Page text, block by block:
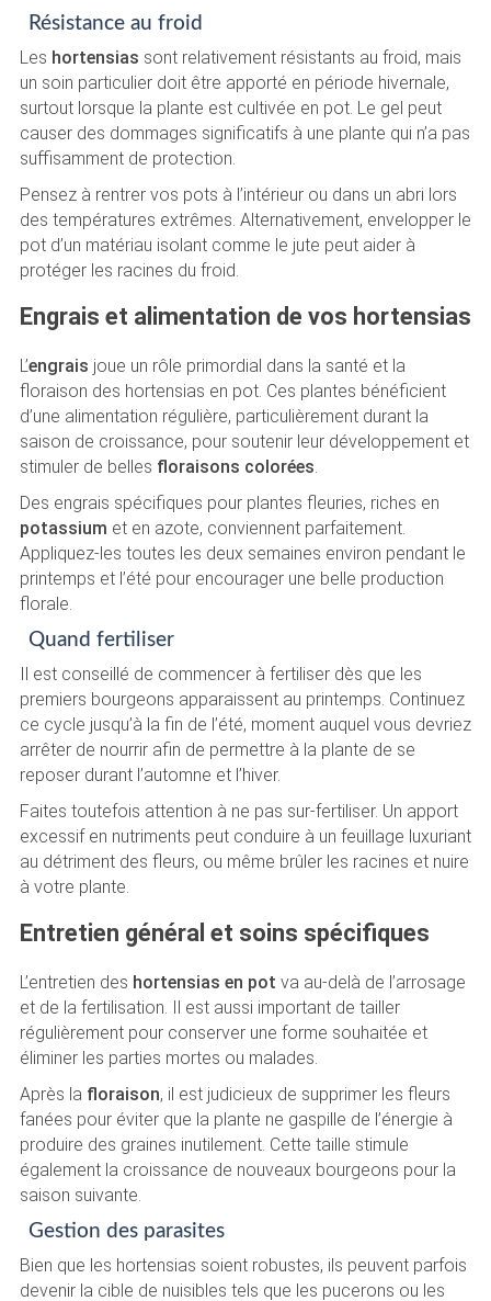
Résistance au froid
Les hortensias sont relativement résistants au froid, mais
un soin particulier doit être apporté en période hivernale,
surtout lorsque la plante est cultivée en pot. Le gel peut
causer des dommages significatifs à une plante qui n’a pas
suffisamment de protection.
Pensez à rentrer vos pots à l’intérieur ou dans un abri lors
des températures extrêmes. Alternativement, envelopper le
pot d’un matériau isolant comme le jute peut aider à
protéger les racines du froid.
Engrais et alimentation de vos hortensias
L’engrais joue un rôle primordial dans la santé et la
floraison des hortensias en pot. Ces plantes bénéficient
d’une alimentation régulière, particulièrement durant la
saison de croissance, pour soutenir leur développement et
stimuler de belles floraisons colorées.
Des engrais spécifiques pour plantes fleuries, riches en
potassium et en azote, conviennent parfaitement.
Appliquez-les toutes les deux semaines environ pendant le
printemps et l’été pour encourager une belle production
florale.
Quand fertiliser
Il est conseillé de commencer à fertiliser dès que les
premiers bourgeons apparaissent au printemps. Continuez
ce cycle jusqu’à la fin de l’été, moment auquel vous devriez
arrêter de nourrir afin de permettre à la plante de se
reposer durant l’automne et l’hiver.
Faites toutefois attention à ne pas sur-fertiliser. Un apport
excessif en nutriments peut conduire à un feuillage luxuriant
au détriment des fleurs, ou même brûler les racines et nuire
à votre plante.
Entretien général et soins spécifiques
L’entretien des hortensias en pot va au-delà de l’arrosage
et de la fertilisation. Il est aussi important de tailler
régulièrement pour conserver une forme souhaitée et
éliminer les parties mortes ou malades.
Après la floraison, il est judicieux de supprimer les fleurs
fanées pour éviter que la plante ne gaspille de l’énergie à
produire des graines inutilement. Cette taille stimule
également la croissance de nouveaux bourgeons pour la
saison suivante.
Gestion des parasites
Bien que les hortensias soient robustes, ils peuvent parfois
devenir la cible de nuisibles tels que les pucerons ou les